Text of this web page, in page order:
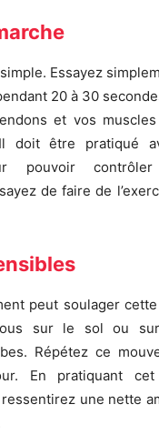
Essayez
20 à 30
et vos
doit être pratiqué
pouvoir
de faire de
peut soulager
sur le sol ou
Répétez ce
En pratiquant
une nette